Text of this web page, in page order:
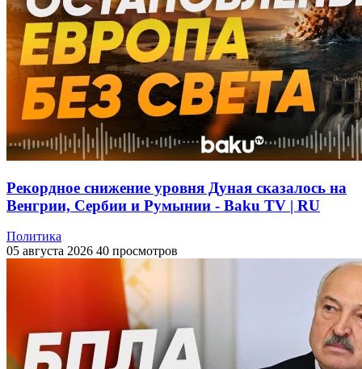
Рекордное снижение уровня Дуная сказалось на
Венгрии, Сербии и Румынии - Baku TV | RU
Политика
05 августа 2026 40 просмотров